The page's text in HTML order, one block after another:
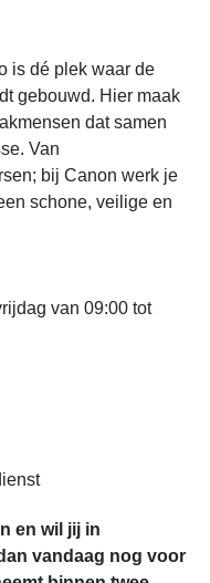
is dé plek waar de
gebouwd. Hier maak
dat samen
Van
bij Canon werk je
schone, veilige en
van 09:00 tot
en wil jij in
vandaag nog voor